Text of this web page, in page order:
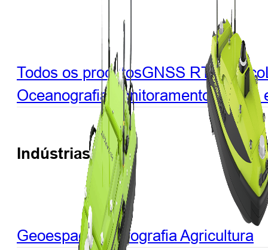
Todos os produtosGNSS RTKÓptico
Oceanografia MonitoramentoCORS
Indústrias
GeoespacialHidrografiaAgricultura